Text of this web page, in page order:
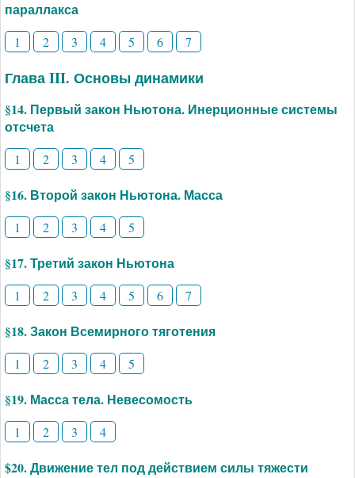
параллакса
1 2 3 4 5 6 7
Глава III. Основы динамики
§14. Первый закон Ньютона. Инерционные системы
отсчета
1 2 3 4 5
§16. Второй закон Ньютона. Масса
1 2 3 4 5
§17. Третий закон Ньютона
1 2 3 4 5 6 7
§18. Закон Всемирного тяготения
1 2 3 4 5
§19. Масса тела. Невесомость
1 2 3 4
$20. Движение тел под действием силы тяжести